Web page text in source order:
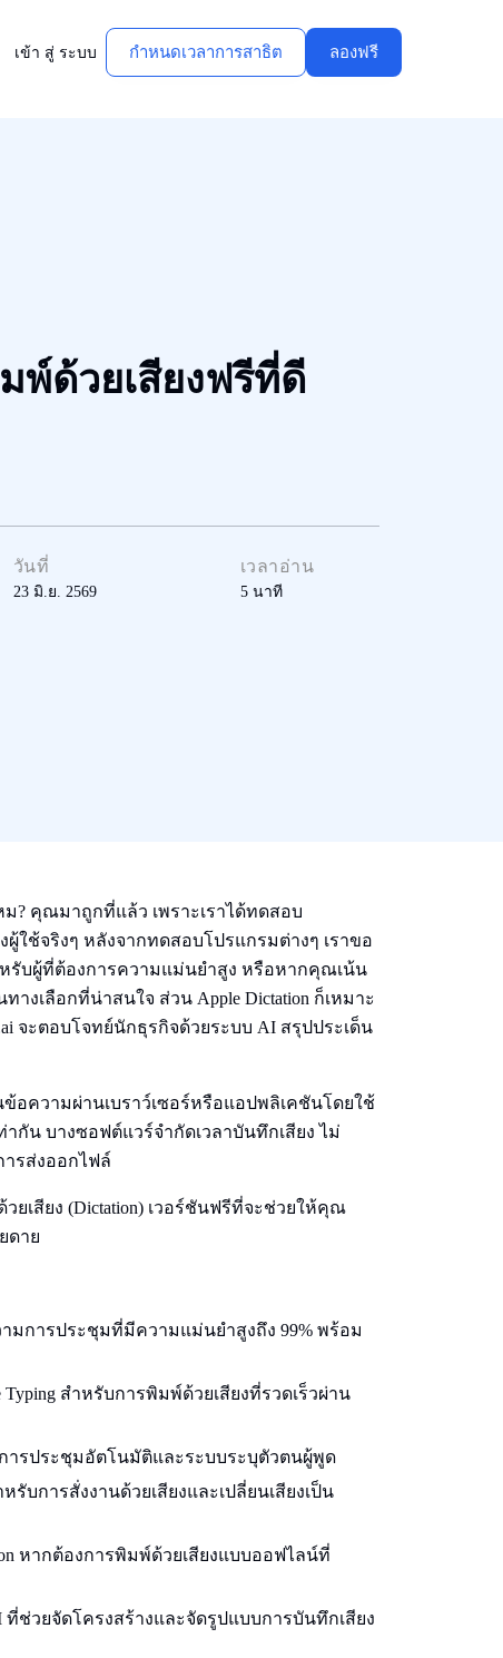
เข้า สู่ ระบบ กําหนดเวลาการสาธิต ลองฟรี
พ์ด้วยเสียงฟรีที่ดี
วันที่
23 มิ.ย. 2569
เวลาอ่าน
5 นาที
? คุณมาถูกที่แล้ว เพราะเราได้ทดสอบ
ใช้จริงๆ หลังจากทดสอบโปรแกรมต่างๆ เราขอ
รับผู้ที่ต้องการความแม่นยำสูง หรือหากคุณเน้น
ทางเลือกที่น่าสนใจ ส่วน Apple Dictation ก็เหมาะ
จะตอบโจทย์นักธุรกิจด้วยระบบ AI สรุปประเด็น
อความผ่านเบราว์เซอร์หรือแอปพลิเคชันโดยใช้
กัน บางซอฟต์แวร์จำกัดเวลาบันทึกเสียง ไม่
รส่งออกไฟล์
ยเสียง (Dictation) เวอร์ชันฟรีที่จะช่วยให้คุณ
ดาย
มการประชุมที่มีความแม่นยำสูงถึง 99% พร้อม
Typing สำหรับการพิมพ์ด้วยเสียงที่รวดเร็วผ่าน
การประชุมอัตโนมัติและระบบระบุตัวตนผู้พูด
หรับการสั่งงานด้วยเสียงและเปลี่ยนเสียงเป็น
หากต้องการพิมพ์ด้วยเสียงแบบออฟไลน์ที่
ช่วยจัดโครงสร้างและจัดรูปแบบการบันทึกเสียง